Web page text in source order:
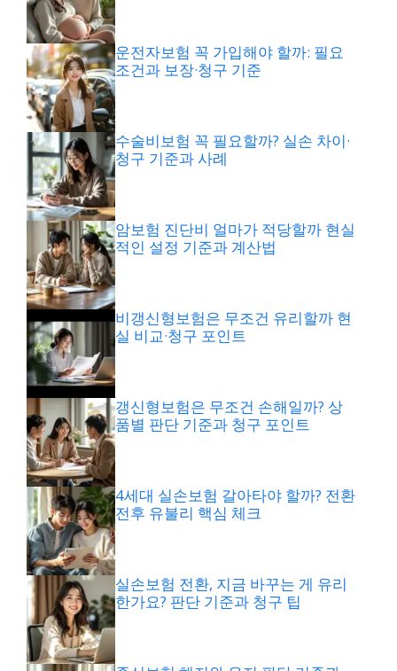
운전자보험 꼭 가입해야 할까: 필요
조건과 보장·청구 기준
수술비보험 꼭 필요할까? 실손 차이·
청구 기준과 사례
암보험 진단비 얼마가 적당할까 현실
적인 설정 기준과 계산법
비갱신형보험은 무조건 유리할까 현
실 비교·청구 포인트
갱신형보험은 무조건 손해일까? 상
품별 판단 기준과 청구 포인트
4세대 실손보험 갈아타야 할까? 전환
전후 유불리 핵심 체크
실손보험 전환, 지금 바꾸는 게 유리
한가요? 판단 기준과 청구 팁